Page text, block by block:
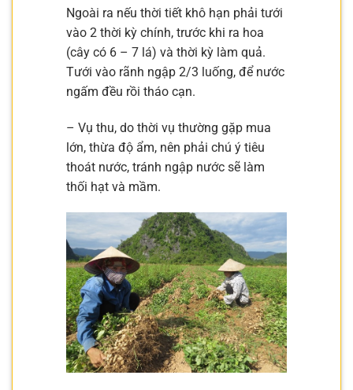
Ngoài ra nếu thời tiết khô hạn phải tưới
vào 2 thời kỳ chính, trước khi ra hoa
(cây có 6 – 7 lá) và thời kỳ làm quả.
Tưới vào rãnh ngập 2/3 luống, để nước
ngấm đều rồi tháo cạn.
– Vụ thu, do thời vụ thường gặp mua
lớn, thừa độ ẩm, nên phải chú ý tiêu
thoát nước, tránh ngập nước sẽ làm
thối hạt và mầm.